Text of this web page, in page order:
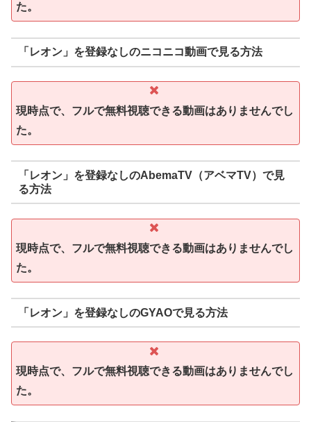
た。
「レオン」を登録なしのニコニコ動画で見る方法
現時点で、フルで無料視聴できる動画はありませんでし
た。
「レオン」を登録なしのAbemaTV（アベマTV）で見
る方法
現時点で、フルで無料視聴できる動画はありませんでし
た。
「レオン」を登録なしのGYAOで見る方法
現時点で、フルで無料視聴できる動画はありませんでし
た。